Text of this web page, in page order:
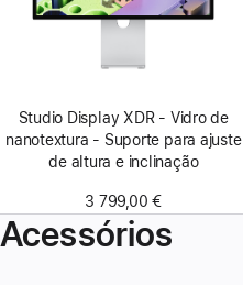
Studio Display XDR - Vidro de
nanotextura - Suporte para ajuste
de altura e inclinação
3 799,00 €
Acessórios